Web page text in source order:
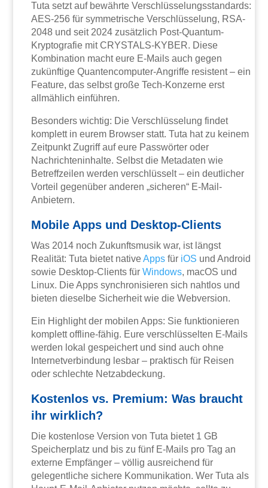
Tuta setzt auf bewährte Verschlüsselungsstandards:
AES-256 für symmetrische Verschlüsselung, RSA-
2048 und seit 2024 zusätzlich Post-Quantum-
Kryptografie mit CRYSTALS-KYBER. Diese
Kombination macht eure E-Mails auch gegen
zukünftige Quantencomputer-Angriffe resistent – ein
Feature, das selbst große Tech-Konzerne erst
allmählich einführen.
Besonders wichtig: Die Verschlüsselung findet
komplett in eurem Browser statt. Tuta hat zu keinem
Zeitpunkt Zugriff auf eure Passwörter oder
Nachrichteninhalte. Selbst die Metadaten wie
Betreffzeilen werden verschlüsselt – ein deutlicher
Vorteil gegenüber anderen „sicheren“ E-Mail-
Anbietern.
Mobile Apps und Desktop-Clients
Was 2014 noch Zukunftsmusik war, ist längst
Realität: Tuta bietet nativeApps für iOS und Android
sowie Desktop-Clients fürWindows, macOS und
Linux. Die Apps synchronisieren sich nahtlos und
bieten dieselbe Sicherheit wie die Webversion.
Ein Highlight der mobilen Apps: Sie funktionieren
komplett offline-fähig. Eure verschlüsselten E-Mails
werden lokal gespeichert und sind auch ohne
Internetverbindung lesbar – praktisch für Reisen
oder schlechte Netzabdeckung.
Kostenlos vs. Premium: Was braucht
ihr wirklich?
Die kostenlose Version von Tuta bietet 1 GB
Speicherplatz und bis zu fünf E-Mails pro Tag an
externe Empfänger – völlig ausreichend für
gelegentliche sichere Kommunikation. Wer Tuta als